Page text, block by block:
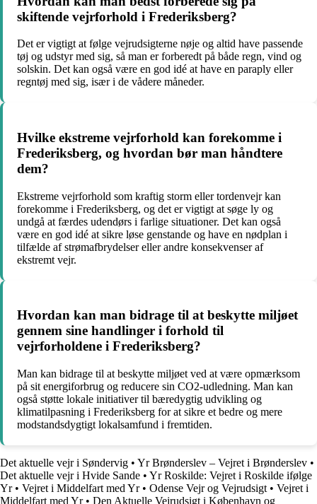
skiftende vejrforhold i Frederiksberg?
Det er vigtigt at følge vejrudsigterne nøje og altid have passende
tøj og udstyr med sig, så man er forberedt på både regn, vind og
solskin. Det kan også være en god idé at have en paraply eller
regntøj med sig, især i de vådere måneder.
Hvilke ekstreme vejrforhold kan forekomme i
Frederiksberg, og hvordan bør man håndtere
dem?
Ekstreme vejrforhold som kraftig storm eller tordenvejr kan
forekomme i Frederiksberg, og det er vigtigt at søge ly og
undgå at færdes udendørs i farlige situationer. Det kan også
være en god idé at sikre løse genstande og have en nødplan i
tilfælde af strømafbrydelser eller andre konsekvenser af
ekstremt vejr.
Hvordan kan man bidrage til at beskytte miljøet
gennem sine handlinger i forhold til
vejrforholdene i Frederiksberg?
Man kan bidrage til at beskytte miljøet ved at være opmærksom
på sit energiforbrug og reducere sin CO2-udledning. Man kan
også støtte lokale initiativer til bæredygtig udvikling og
klimatilpasning i Frederiksberg for at sikre et bedre og mere
modstandsdygtigt lokalsamfund i fremtiden.
Det aktuelle vejr i Søndervig • Yr Brønderslev – Vejret i Brønderslev •
Det aktuelle vejr i Hvide Sande • Yr Roskilde: Vejret i Roskilde ifølge
Yr• Vejret i Middelfart med Yr• Odense Vejr og Vejrudsigt • Vejret i
Middelfart med Yr• Den Aktuelle Vejrudsigt i København og